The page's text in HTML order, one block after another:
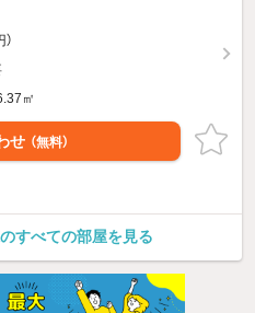
㎡
せ （無料）
すべての部屋を見る